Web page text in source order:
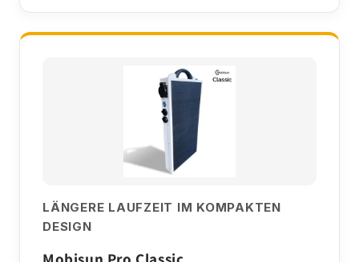
LÄNGERE LAUFZEIT IM KOMPAKTEN
DESIGN